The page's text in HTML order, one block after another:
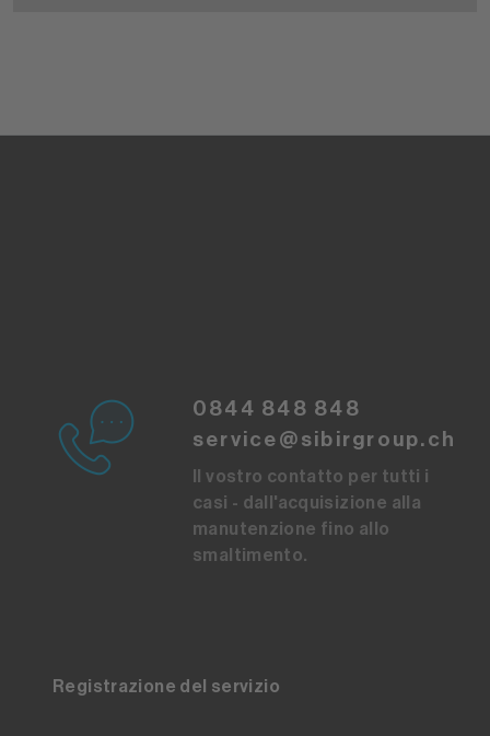
0844 848 848
service@sibirgroup.ch
Il vostro contatto per tutti i
casi - dall'acquisizione alla
manutenzione fino allo
smaltimento.
Registrazione del servizio